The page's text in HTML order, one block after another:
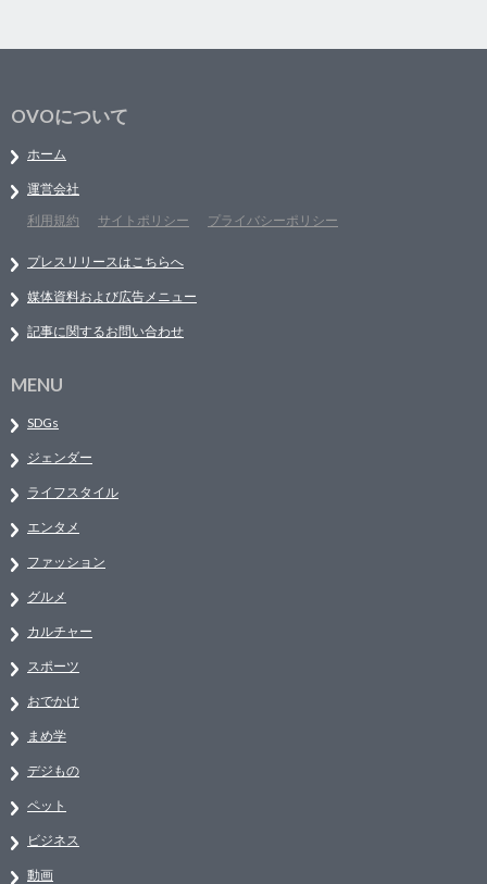
OVOについて
ホーム
運営会社
利用規約
サイトポリシー プライバシーポリシー
プレスリリースはこちらへ
媒体資料および広告メニュー
記事に関するお問い合わせ
MENU
SDGs
ジェンダー
ライフスタイル
エンタメ
ファッション
グルメ
カルチャー
スポーツ
おでかけ
まめ学
デジもの
ペット
ビジネス
動画